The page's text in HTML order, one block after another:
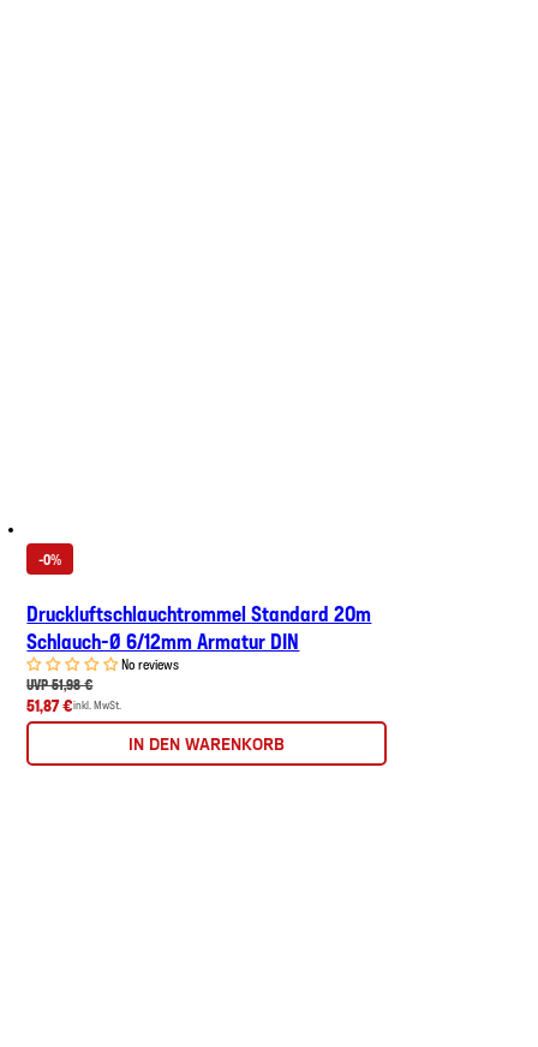
-0%
Druckluftschlauchtrommel Standard 20m
Schlauch-Ø 6/12mm Armatur DIN
No reviews
UVP 51,98 €
51,87 €inkl. MwSt.
IN DEN WARENKORB